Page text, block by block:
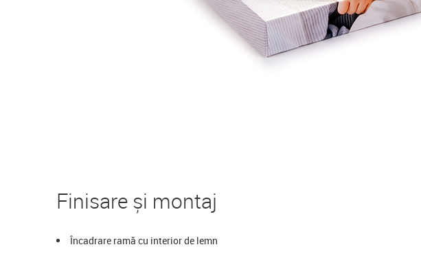
Finisare și montaj
Încadrare ramă cu interior de lemn